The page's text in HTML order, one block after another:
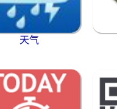
天气